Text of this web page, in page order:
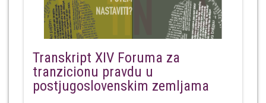
Transkript XIV Foruma za
tranzicionu pravdu u
postjugoslovenskim zemljama